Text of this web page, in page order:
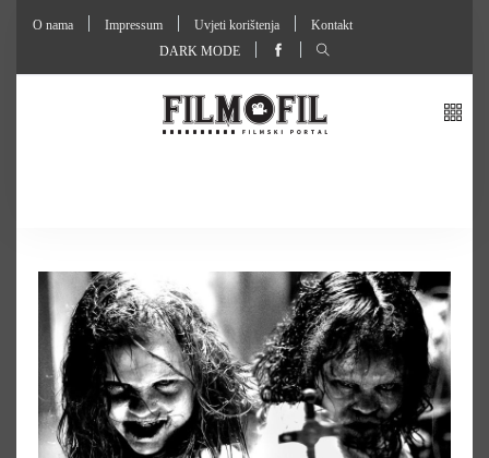
O nama Impressum Uvjeti korištenja
Kontakt
DARK MODE